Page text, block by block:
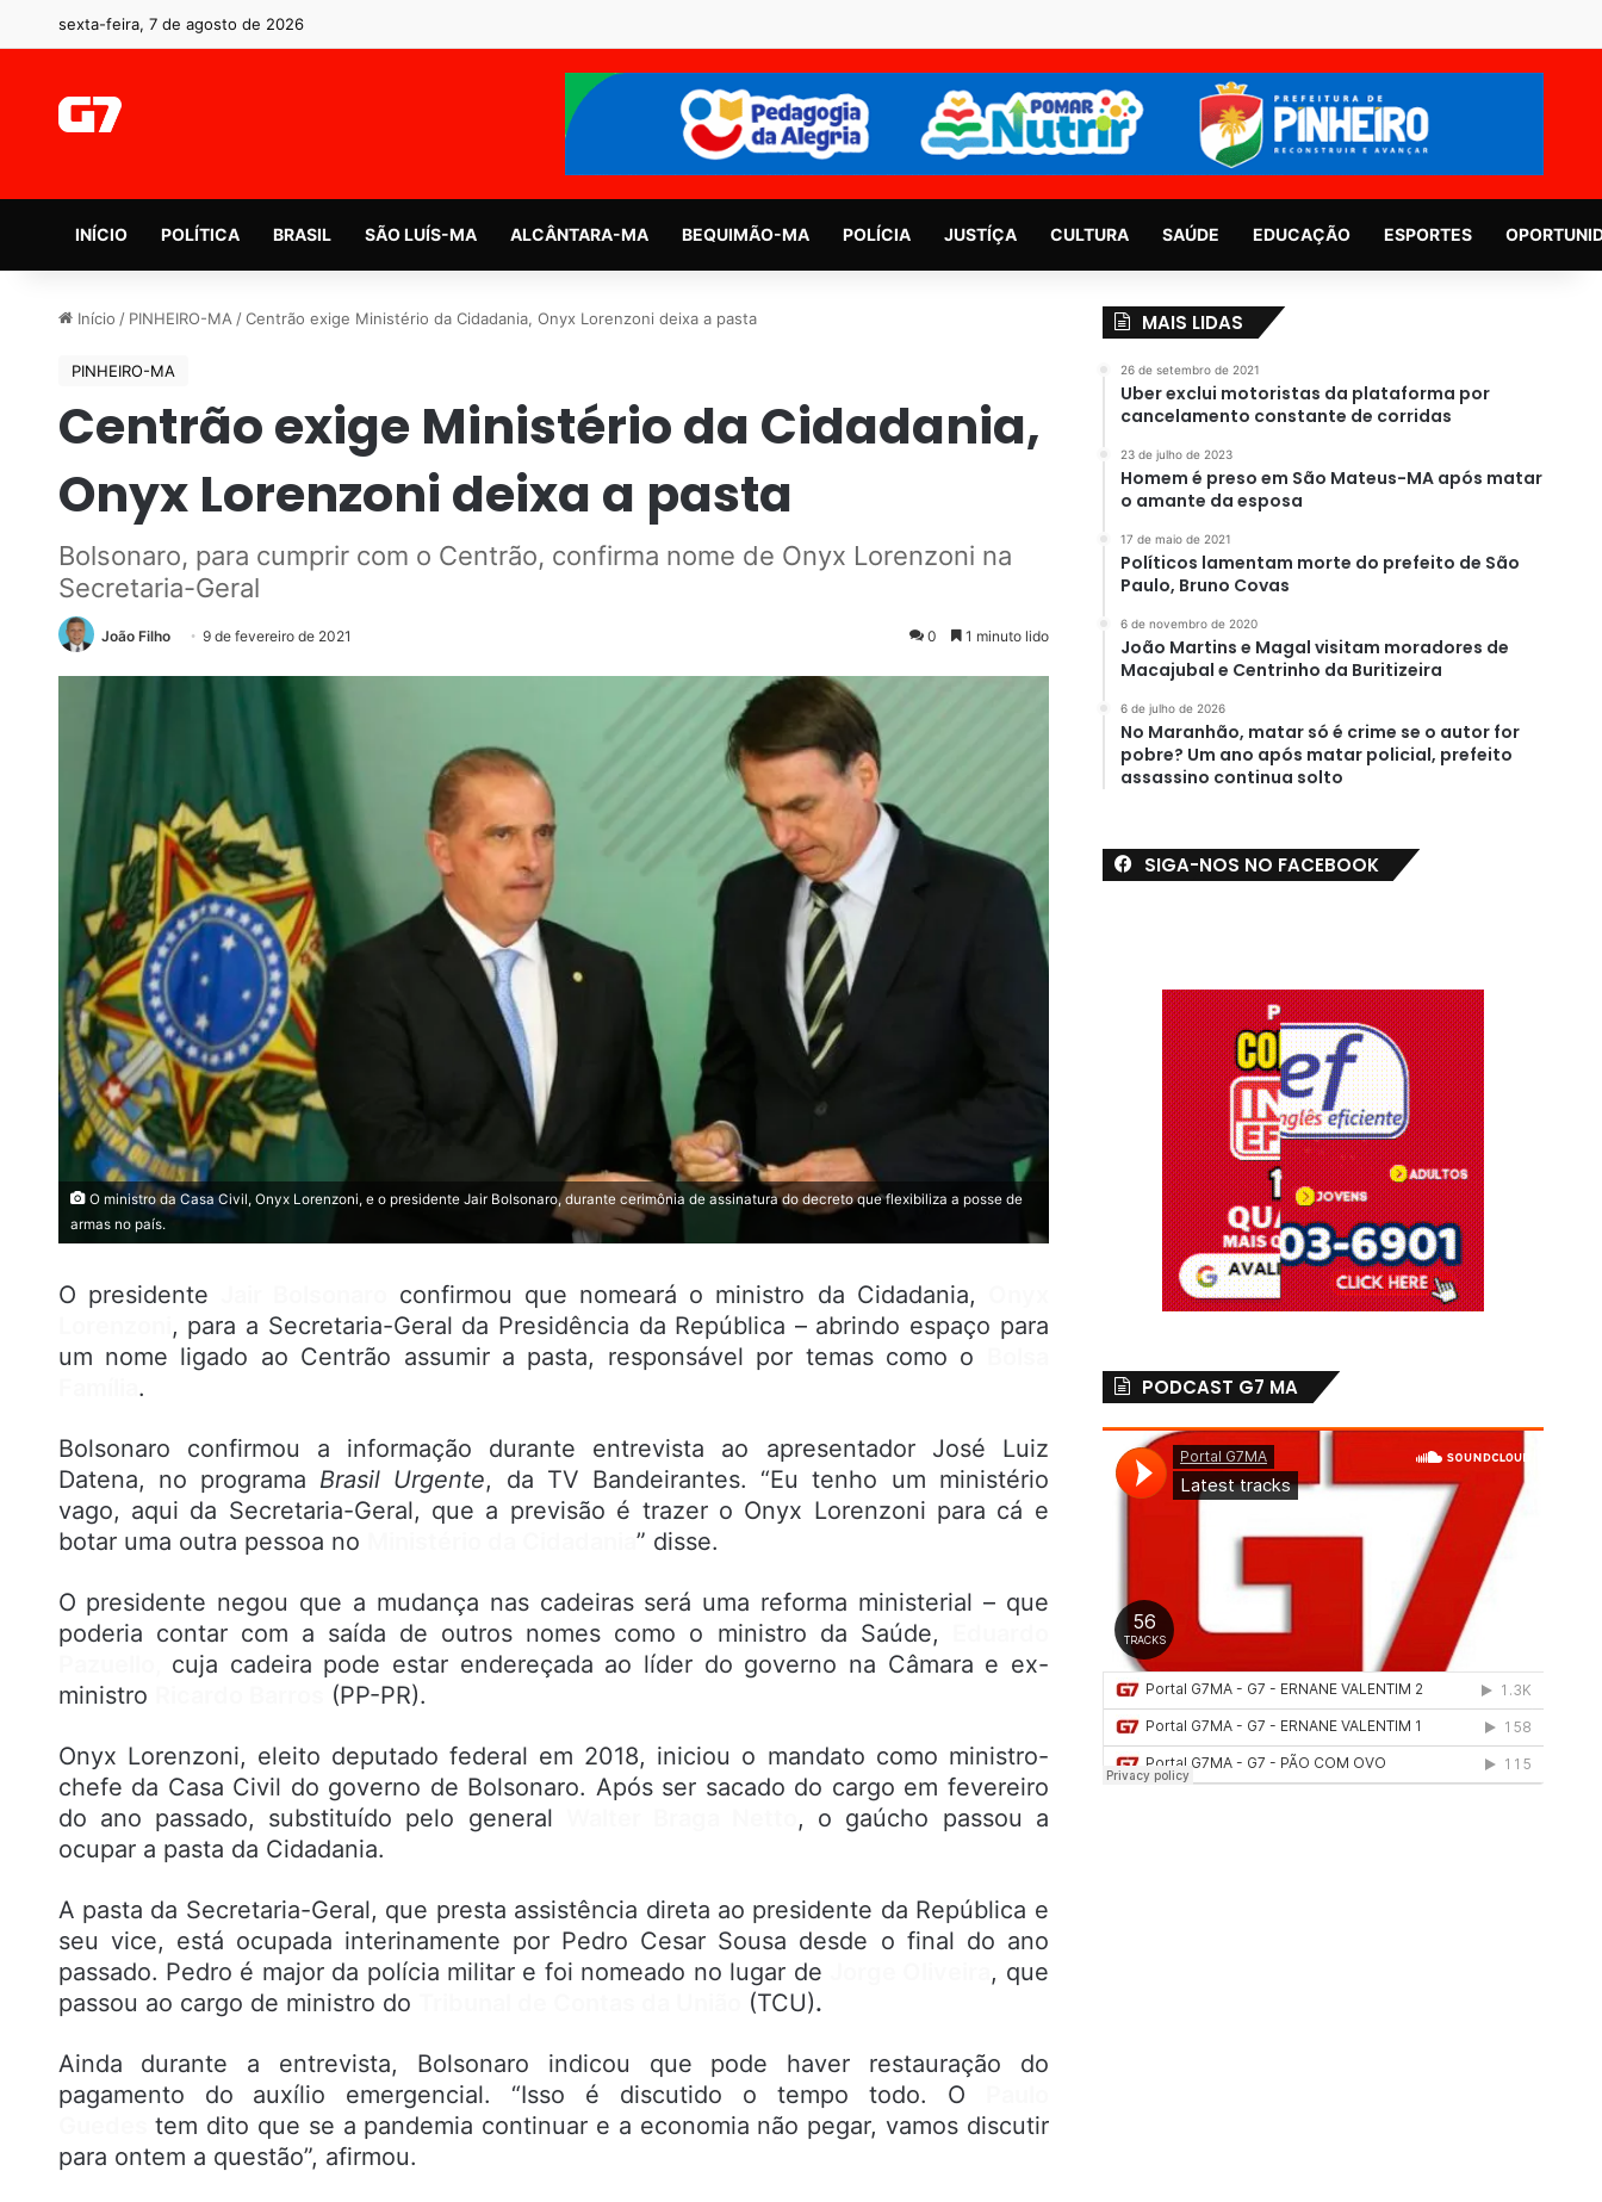
sexta-feira, 7 de agosto de 2026
INÍCIO POLÍTICA BRASIL SÃO LUÍS-MA ALCÂNTARA-MA BEQUIMÃO-MA POLÍCIA JUSTÍÇA CULTURA SAÚDE EDUCAÇÃO ESPORTES
Início / PINHEIRO-MA / Centrão exige Ministério da Cidadania, Onyx Lorenzoni deixa a pasta
PINHEIRO-MA
Centrão exige Ministério da Cidadania,
Onyx Lorenzoni deixa a pasta
Bolsonaro, para cumprir com o Centrão, confirma nome de Onyx Lorenzoni na
Secretaria-Geral
João Filho 9 de fevereiro de 2021 0 1 minuto lido
O ministro da Casa Civil, Onyx Lorenzoni, e o presidente Jair Bolsonaro, durante cerimônia de assinatura do decreto que flexibiliza a posse de
armas no país.
O presidente confirmou que nomeará o ministro da Cidadania,
, para a Secretaria-Geral da Presidência da República – abrindo espaço para
um nome ligado ao Centrão assumir a pasta, responsável por temas como o
.
Bolsonaro confirmou a informação durante entrevista ao apresentador José Luiz
Datena, no programa Brasil Urgente, da TV Bandeirantes. “Eu tenho um ministério
vago, aqui da Secretaria-Geral, que a previsão é trazer o Onyx Lorenzoni para cá e
botar uma outra pessoa no
” disse.
O presidente negou que a mudança nas cadeiras será uma reforma ministerial – que
poderia contar com a saída de outros nomes como o ministro da Saúde,
cuja cadeira pode estar endereçada ao líder do governo na Câmara e ex-
ministro
(PP-PR).
Onyx Lorenzoni, eleito deputado federal em 2018, iniciou o mandato como ministro-
chefe da Casa Civil do governo de Bolsonaro. Após ser sacado do cargo em fevereiro
do ano passado, substituído pelo general
, o gaúcho passou a
ocupar a pasta da Cidadania.
A pasta da Secretaria-Geral, que presta assistência direta ao presidente da República e
seu vice, está ocupada interinamente por Pedro Cesar Sousa desde o final do ano
passado. Pedro é major da polícia militar e foi nomeado no lugar de
, que
passou ao cargo de ministro do
(TCU).
Ainda durante a entrevista, Bolsonaro indicou que pode haver restauração do
pagamento do auxílio emergencial. “Isso é discutido o tempo todo. O
tem dito que se a pandemia continuar e a economia não pegar, vamos discutir
para ontem a questão”, afirmou.
MAIS LIDAS
26 de setembro de 2021
Uber exclui motoristas da plataforma por
cancelamento constante de corridas
23 de julho de 2023
Homem é preso em São Mateus-MA após matar
o amante da esposa
17 de maio de 2021
Políticos lamentam morte do prefeito de São
Paulo, Bruno Covas
6 de novembro de 2020
João Martins e Magal visitam moradores de
Macajubal e Centrinho da Buritizeira
6 de julho de 2026
No Maranhão, matar só é crime se o autor for
pobre? Um ano após matar policial, prefeito
assassino continua solto
SIGA-NOS NO FACEBOOK
PODCAST G7 MA